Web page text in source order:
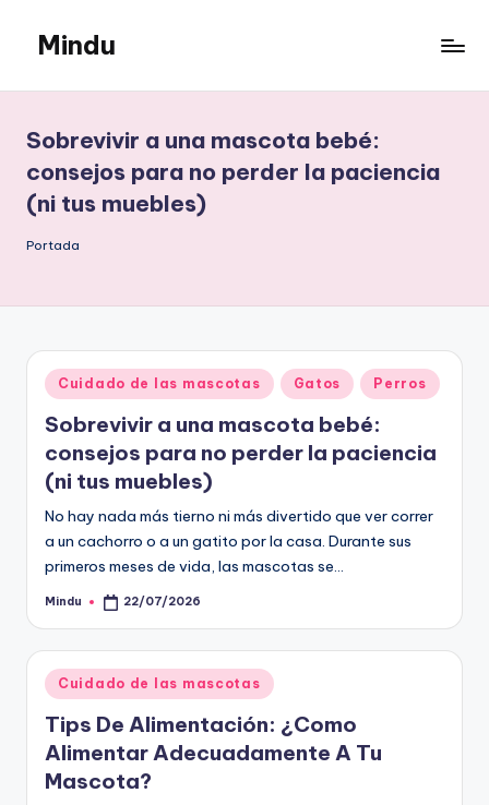
Saltar
contenido
Mindu
Sobrevivir a una mascota bebé:
consejos para no perder la paciencia
(ni tus muebles)
Portada
Publicado
en
Cuidado de las mascotas Gatos Perros
Sobrevivir a una mascota bebé:
consejos para no perder la paciencia
(ni tus muebles)
No hay nada más tierno ni más divertido que ver correr
a un cachorro o a un gatito por la casa. Durante sus
primeros meses de vida, las mascotas se…
Publicado
Mindu 22/07/2026
Publicado
en
Cuidado de las mascotas
Tips De Alimentación: ¿Como
Alimentar Adecuadamente A Tu
Mascota?